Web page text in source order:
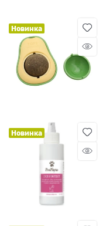
Новинка
Новинка